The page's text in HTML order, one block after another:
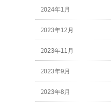
2024年1月
2023年12月
2023年11月
2023年9月
2023年8月